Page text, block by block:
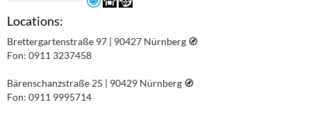
Locations:
Brettergartenstraße 97 | 90427 Nürnberg 🧭︎
Fon: 0911 3237458
Bärenschanzstraße 25 | 90429 Nürnberg 🧭︎
Fon: 0911 9995714